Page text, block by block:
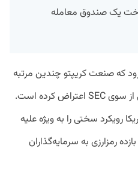
یک صندوق معامله
که صنعت کریپتو چندین مرتبه
علیه سرکوب محصولات دیجیتالی از سوی SEC اعتراض کرده است.
رویکرد سختی را به ویژه علیه
رمزارزی به سرمایه‌گذاران